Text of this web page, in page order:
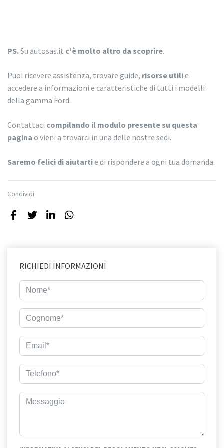
PS.Su autosas.it c'è molto altro da scoprire.
Puoi ricevere assistenza, trovare guide, risorse utilie
accedere a informazioni e caratteristiche di tutti i modelli
della gamma Ford.
Contattaci compilando il modulo presente su questa
pagina o vieni a trovarci in una delle nostre sedi.
Saremo felici di aiutartie di rispondere a ogni tua domanda.
Condividi
RICHIEDI INFORMAZIONI